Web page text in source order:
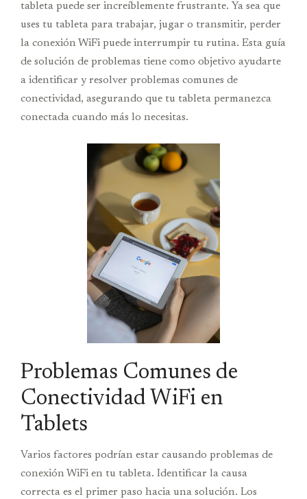
tableta puede ser increíblemente frustrante. Ya sea que
uses tu tableta para trabajar, jugar o transmitir, perder
la conexión WiFi puede interrumpir tu rutina. Esta guía
de solución de problemas tiene como objetivo ayudarte
a identificar y resolver problemas comunes de
conectividad, asegurando que tu tableta permanezca
conectada cuando más lo necesitas.
Problemas Comunes de
Conectividad WiFi en
Tablets
Varios factores podrían estar causando problemas de
conexión WiFi en tu tableta. Identificar la causa
correcta es el primer paso hacia una solución. Los